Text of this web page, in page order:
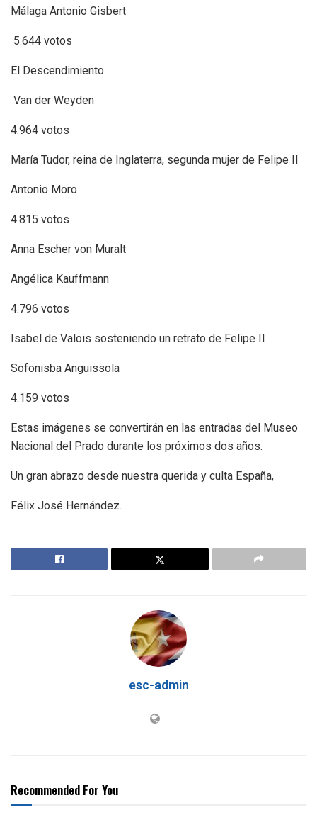
Málaga Antonio Gisbert
5.644 votos
El Descendimiento
Van der Weyden
4.964 votos
María Tudor, reina de Inglaterra, segunda mujer de Felipe II
Antonio Moro
4.815 votos
Anna Escher von Muralt
Angélica Kauffmann
4.796 votos
Isabel de Valois sosteniendo un retrato de Felipe II
Sofonisba Anguissola
4.159 votos
Estas imágenes se convertirán en las entradas del Museo
Nacional del Prado durante los próximos dos años.
Un gran abrazo desde nuestra querida y culta España,
Félix José Hernández.
esc-admin
Recommended For You